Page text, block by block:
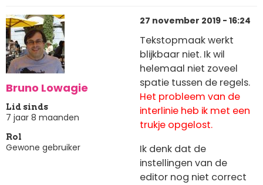
Bruno Lowagie
Lid sinds
7 jaar 8 maanden
Rol
Gewone gebruiker
27 november 2019 - 16:24
Tekstopmaak werkt
blijkbaar niet. Ik wil
helemaal niet zoveel
spatie tussen de regels.
Het probleem van de
interlinie heb ik met een
trukje opgelost.
Ik denk dat de
instellingen van de
editor nog niet correct